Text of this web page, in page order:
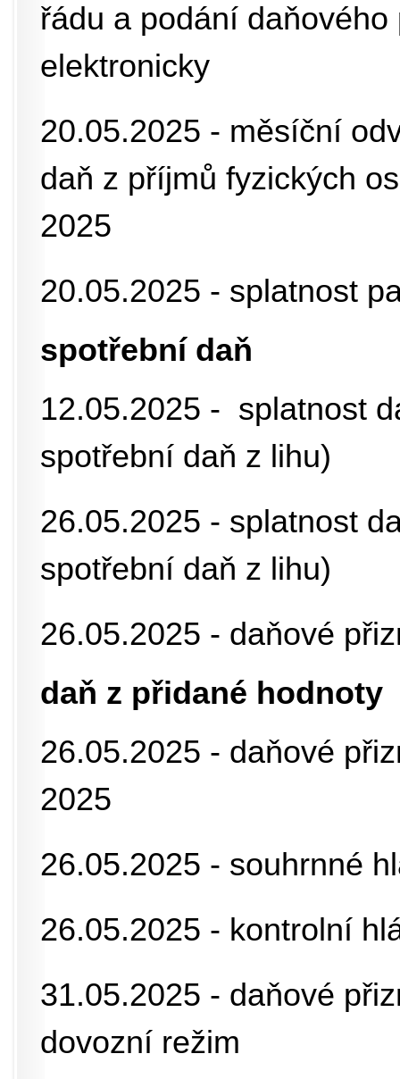
řádu a podání
elektronicky
20.05.2025 - měsíční
daň z příjmů fyzických
2025
20.05.2025 - splatnost
spotřební daň
12.05.2025 - splatnost
spotřební daň z lihu)
26.05.2025 - splatnost
spotřební daň z lihu)
26.05.2025 - daňové
daň z přidané hodnoty
26.05.2025 - daňové
2025
26.05.2025 - souhrnné
26.05.2025 - kontrolní
31.05.2025 - daňové
dovozní režim